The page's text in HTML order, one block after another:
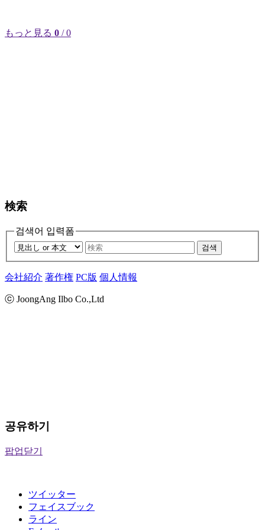
もっと見る 0 / 0
検索
검색어 입력폼
검색
会社紹介 著作権 PC版 個人情報
ⓒ JoongAng Ilbo Co.,Ltd
공유하기
팝업닫기
ツイッター
フェイスブック
ライン